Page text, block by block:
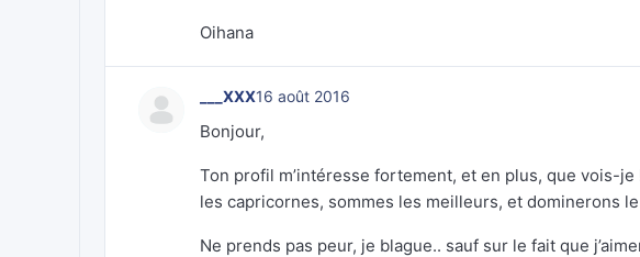
Oihana
___XXX16 août 2016
Bonjour,
Ton profil m’intéresse fortement, et en plus, que vois-
les capricornes, sommes les meilleurs, et dominerons
Ne prends pas peur, je blague.. sauf sur le fait que